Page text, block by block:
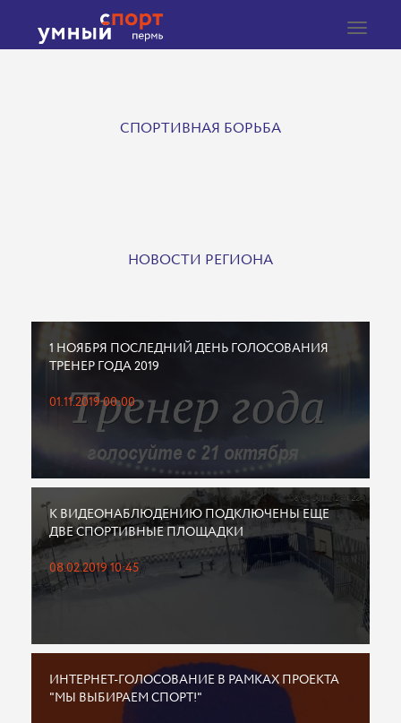
Toggle
СПОРТИВНАЯ БОРЬБА
НОВОСТИ РЕГИОНА
1 НОЯБРЯ ПОСЛЕДНИЙ ДЕНЬ ГОЛОСОВАНИЯ
ТРЕНЕР ГОДА 2019
01.11.2019 00:00
К ВИДЕОНАБЛЮДЕНИЮ ПОДКЛЮЧЕНЫ ЕЩЕ
ДВЕ СПОРТИВНЫЕ ПЛОЩАДКИ
08.02.2019 10:45
ИНТЕРНЕТ-ГОЛОСОВАНИЕ В РАМКАХ ПРОЕКТА
"МЫ ВЫБИРАЕМ СПОРТ!"